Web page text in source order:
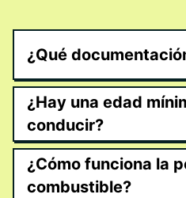
¿Qué
¿Hay una edad
conducir?
¿Cómo funciona la
combustible?